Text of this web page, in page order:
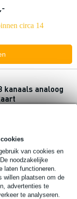
van cookies en
noodzakelijke
laten functioneren.
willen plaatsen om de
advertenties te
te analyseren.
circa 14
kanaals analoog
circa 14